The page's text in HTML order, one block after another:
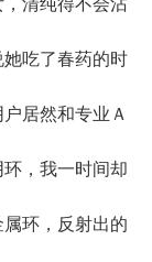
清纯得不会沾
吃了春药的时
居然和专业Ａ
，我一时间却
环，反射出的